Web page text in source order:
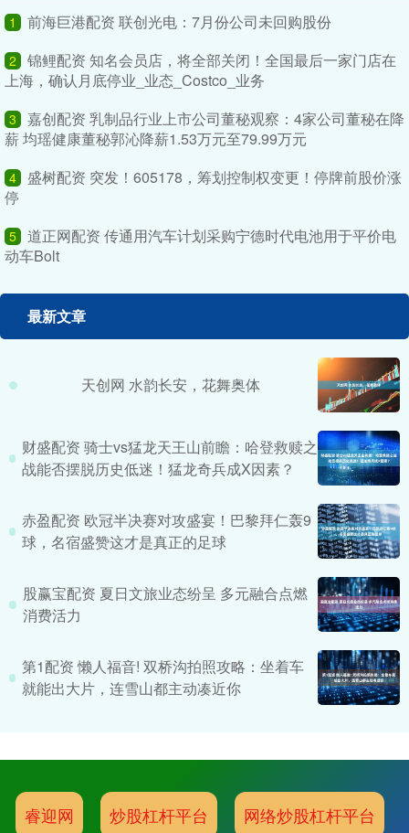
1 前海巨港配资 联创光电：7月份公司未回购股份
2
锦鲤配资 知名会员店，将全部关闭！全国最后一家门店在
上海，确认月底停业_业态_Costco_业务
3
嘉创配资 乳制品行业上市公司董秘观察：4家公司董秘在降
薪 均瑶健康董秘郭沁降薪1.53万元至79.99万元
4
盛树配资 突发！605178，筹划控制权变更！停牌前股价涨
停
5 道正网配资 传通用汽车计划采购宁德时代电池用于平价电
动车Bolt
最新文章
天创网 水韵长安，花舞奥体
财盛配资 骑士vs猛龙天王山前瞻：哈登救赎之
战能否摆脱历史低迷！猛龙奇兵成X因素？
赤盈配资 欧冠半决赛对攻盛宴！巴黎拜仁轰9
球，名宿盛赞这才是真正的足球
股赢宝配资 夏日文旅业态纷呈 多元融合点燃
消费活力
第1配资 懒人福音! 双桥沟拍照攻略：坐着车
就能出大片，连雪山都主动凑近你
睿迎网 炒股杠杆平台 网络炒股杠杆平台